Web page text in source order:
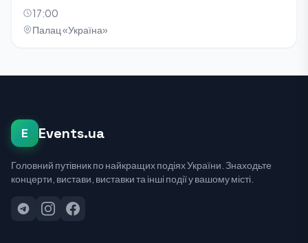
Незалежності України
17:00
Палац «Україна»
E Events.ua
Головний путівник по найкращих подіях України. Знаходьте
концерти, вистави, виставки та інші події у вашому місті.